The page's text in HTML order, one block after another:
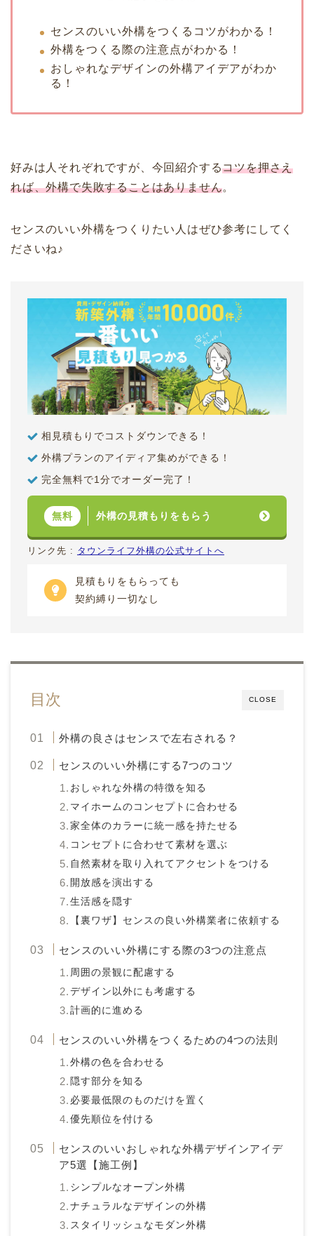
センスのいい外構をつくるコツがわかる！
外構をつくる際の注意点がわかる！
おしゃれなデザインの外構アイデアがわか
る！
好みは人それぞれですが、今回紹介するコツを押さえ
れば、外構で失敗することはありません。
センスのいい外構をつくりたい人はぜひ参考にしてく
ださいね♪
相見積もりでコストダウンできる！
外構プランのアイディア集めができる！
完全無料で1分でオーダー完了！
無料 外構の見積もりをもらう
リンク先 : タウンライフ外構の公式サイトへ
見積もりをもらっても
契約縛り一切なし
CLOSE
目次
外構の良さはセンスで左右される？
センスのいい外構にする7つのコツ
おしゃれな外構の特徴を知る
マイホームのコンセプトに合わせる
家全体のカラーに統一感を持たせる
コンセプトに合わせて素材を選ぶ
自然素材を取り入れてアクセントをつける
開放感を演出する
生活感を隠す
【裏ワザ】センスの良い外構業者に依頼する
センスのいい外構にする際の3つの注意点
周囲の景観に配慮する
デザイン以外にも考慮する
計画的に進める
センスのいい外構をつくるための4つの法則
外構の色を合わせる
隠す部分を知る
必要最低限のものだけを置く
優先順位を付ける
センスのいいおしゃれな外構デザインアイデ
ア5選【施工例】
シンプルなオープン外構
ナチュラルなデザインの外構
スタイリッシュなモダン外構